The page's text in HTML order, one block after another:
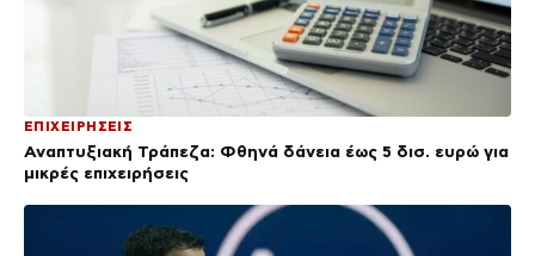
ΕΠΙΧΕΙΡΗΣΕΙΣ
Αναπτυξιακή Τράπεζα: Φθηνά δάνεια έως 5 δισ. ευρώ για
μικρές επιχειρήσεις